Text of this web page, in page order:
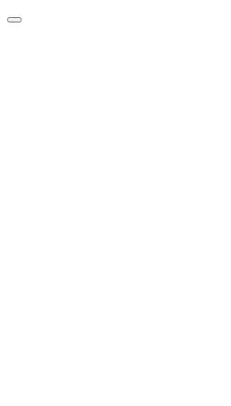
Skip